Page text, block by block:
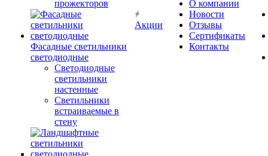
прожекторов
Фасадные светильники
светодиодные
Светодиодные
светильники
настенные
Светильники
встраиваемые в
стену
Акции
О компании
Новости
Отзывы
Сертификаты
Контакты